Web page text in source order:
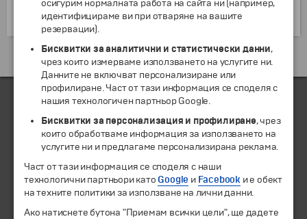
Любопитен факт е, че през 2012 г., градът е обявен
за Европейска младежка столица на Европа.
Екскурзии и почивки до Португалия »
ЧЛЕН НА
осигурим нормалната работа на сайта ни (например,
идентифицираме ви при отваряне на вашите
резервации).
Бисквитки за аналитични и статистически данни,
чрез които измерваме използването на услугите ни.
Данните не включват персонализиране или
профилиране. Част от тази информация се споделя с
нашия технологичен партньор Google.
Бисквитки за персонализация и профилиране, чрез
които обработваме информация за използването на
услугите ни и предлагаме персонализирана реклама.
Част от тази информация се споделя с наши
технологични партньори като Google и Facebook и е обект
на техните политики за използване на лични данни.
Ако натиснете бутона "Приемам всички цели", ще дадете